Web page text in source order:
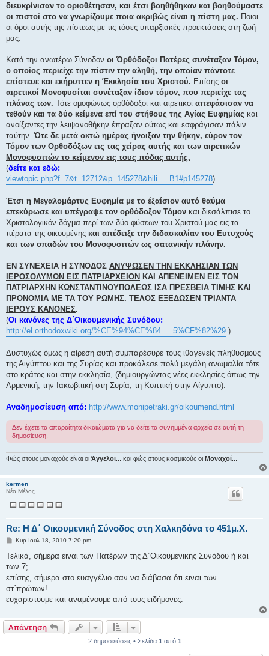
διευκρίνισαν το οριοθέτησαν, και έτσι βοηθήθηκαν και βοηθούμαστε
οι πιστοί στο να γνωρίζουμε ποια ακριβώς είναι η πίστη μας. Ποιοι
οι όροι αυτής της πίστεως με τις τόσες υπαρξιακές προεκτάσεις στη ζωή
μας.
Κατά την ανωτέρω Σύνοδον οι Όρθόδοξοι Πατέρες συνέταξαν Τόμον,
ο οποίος περιείχε την πίστιν την αληθή, την οποίαν πάντοτε
επίστευε και εκήρυττεν η Έκκλησία τσυ Χριστού. Επίσης οι
αιρετικοί Μονοφυσίται συνέταξαν ίδιον τόμον, που περιείχε τας
πλάνας των. Τότε ομοφώνως ορθόδοξοι και αιρετικοί απεφάσισαν να
τεθούν και τα δύο κείμενα επί του στήθους της Αγίας Ευφημίας και
ανοίξαντες την λειψανοθήκην έπραξαν ούτως και εσφράγισαν πάλιν
ταύτην.Ότε δε μετά οκτώ ημέρας ήνοιξαν την θήκην, εύρον τον
Τόμον των Ορθοδόξωv εις τας χείρας αυτής και των αιρετικών
Μονοφυσιτών το κείμενον εις τους πόδας αυτής.
(δείτε και εδώ:
viewtopic.php?f=7&t=12712&p=145278&hili ... B1#p145278)
Έτσι η Μεγαλομάρτυς Ευφημία με το έξαίσιον αυτό θαύμα
επεκύρωσε και υπέγραψε τον ορθόδοξον Τόμον και διεσάλπισε το
Χριστολογικόν δόγμα περί των δύο φύσεων του Χριστού μας εις τα
πέρατα της οικουμένης και απέδειξε την διδασκαλίαν του Ευτυχούς
και των οπαδών του Μονοφυσιτών ως σατανικήν πλάνην.
ΕΝ ΣΥΝΕΧΕΙΑ Η ΣΥΝΟΔΟΣ ΑΝΥΨΩΣΕΝ ΤΗΝ ΕΚΚΛΗΣΙΑΝ ΤΩΝ
ΙΕΡΟΣΟΛΥΜΩΝ ΕΙΣ ΠΑΤΡΙΑΡΧΕΙΟΝ ΚΑΙ ΑΠΕΝΕΙΜΕΝ ΕΙΣ ΤΟΝ
ΠΑΤΡΙΑΡΧΗΝ ΚΩΝΣΤΑΝΤΙΝΟΥΠΟΛΕΩΣ ΙΣΑ ΠΡΕΣΒΕΙΑ ΤΙΜΗΣ ΚΑΙ
ΠΡΟΝΟΜΙΑ ΜΕ ΤΑ ΤΟΥ ΡΩΜΗΣ. ΤΕΛΟΣ ΕΞΕΔΩΣΕΝ ΤΡΙΑΝΤΑ
ΙΕΡΟΥΣ ΚΑΝΟΝΕΣ.
(Οι κανόνες της Δ΄Οικουμενικής Συνόδου:
http://el.orthodoxwiki.org/%CE%94%CE%84 ... 5%CF%82%29 )
Δυστυχώς όμως η αίρεση αυτή συμπαρέσυρε τους ιθαγενείς πληθυσμούς
της Αιγύπτου και της Συρίας και προκάλεσε πολύ μεγάλη ανωμαλία τότε
στο κράτος και στην εκκλησία, (δημιουργώντας νέες εκκλησίες όπως την
Αρμενική, την Ιακωβιτική στη Συρία, τη Κοπτική στην Αίγυπτο).
Αναδημοσίευση από: http://www.monipetraki.gr/oikoumend.html
Δεν έχετε τα απαραίτητα δικαιώματα για να δείτε τα συνημμένα αρχεία σε αυτή τη
δημοσίευση.
Φώς στους μοναχούς είναι οι Άγγελοι ... και φώς στους κοσμικούς οι Μοναχοί
kermen
Νέο Μέλος
Re: Η Δ΄ Οικουμενική Σύνοδος στη Χαλκηδόνα το 451μ.Χ.
Δ
μ
σ
ί
υ
σ
η
Κυρ Ιούλ 18, 2010 7:20 pm
Τελικά, σήμερα ειναι των Πατέρων της Δ΄Οικουμενικης Συνόδου ή και
των 7;
επίσης, σήμερα στο ευαγγέλιο σαν να διάβασα ότι ειναι των
στ΄πρώτων!...
ευχαριστουμε και αναμένουμε από τους ειδήμονες.
Απάντηση
2 δημοσιεύσεις • Σελίδα 1 από 1